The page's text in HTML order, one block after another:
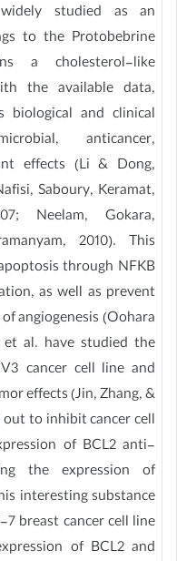
studied as an
to the Protobebrine
a cholesterol-like
the available data,
biological and clinical
anticancer,
effects (Li & Dong,
Saboury, Keramat,
Neelam, Gokara,
2010). This
through NFKB
as well as prevent
angiogenesis (Oohara
al. have studied the
cancer cell line and
effects (Jin, Zhang, &
out to inhibit cancer cell
of BCL2 anti-
the expression of
interesting substance
breast cancer cell line
of BCL2 and